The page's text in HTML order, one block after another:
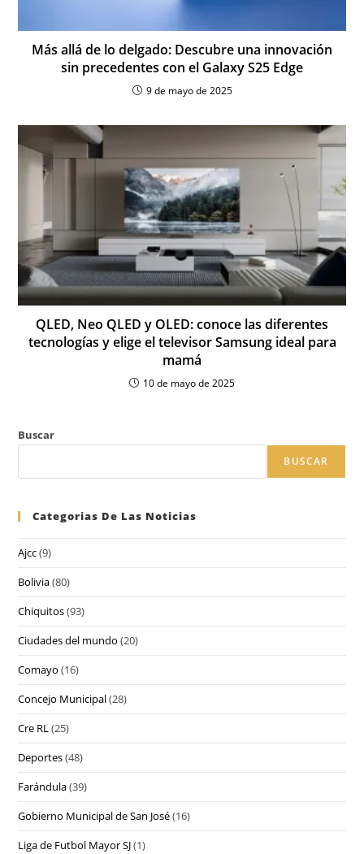
Más allá de lo delgado: Descubre una innovación
sin precedentes con el Galaxy S25 Edge
9 de mayo de 2025
QLED, Neo QLED y OLED: conoce las diferentes
tecnologías y elige el televisor Samsung ideal para
mamá
10 de mayo de 2025
Buscar
BUSCAR
Categorias De Las Noticias
Ajcc(9)
Bolivia(80)
Chiquitos(93)
Ciudades del mundo (20)
Comayo (16)
Concejo Municipal(28)
Cre RL(25)
Deportes(48)
Farándula(39)
Gobierno Municipal de San José(16)
Liga de Futbol Mayor SJ(1)